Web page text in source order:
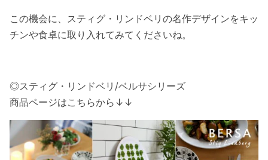
この機会に、スティグ・リンドベリの名作デザインをキッ
チンや食卓に取り入れてみてくださいね。
◎スティグ・リンドベリ/ベルサシリーズ
商品ページはこちらから↓↓